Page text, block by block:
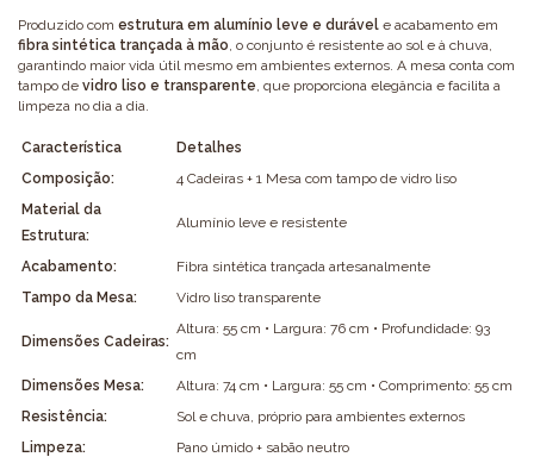
Produzido com estrutura em alumínio leve e durável e acabamento em
fibra sintética trançada à mão, o conjunto é resistente ao sol e à chuva,
garantindo maior vida útil mesmo em ambientes externos. A mesa conta com
tampo de vidro liso e transparente, que proporciona elegância e facilita a
limpeza no dia a dia.
Característica
Detalhes
Composição:
4 Cadeiras + 1 Mesa com tampo de vidro liso
Material da
Estrutura:
Alumínio leve e resistente
Acabamento:
Fibra sintética trançada artesanalmente
Tampo da Mesa:
Vidro liso transparente
Dimensões Cadeiras:
Altura: 55 cm • Largura: 76 cm • Profundidade: 93
cm
Dimensões Mesa:
Altura: 74 cm • Largura: 55 cm • Comprimento: 55 cm
Resistência:
Sol e chuva, próprio para ambientes externos
Limpeza:
Pano úmido + sabão neutro